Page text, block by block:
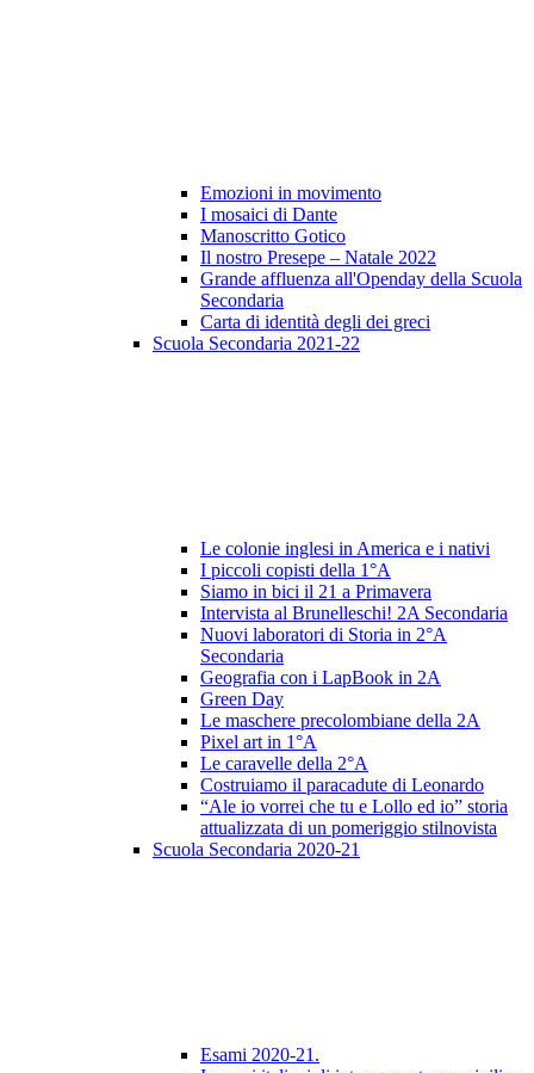
Emozioni in movimento
I mosaici di Dante
Manoscritto Gotico
Il nostro Presepe – Natale 2022
Grande affluenza all'Openday della Scuola
Secondaria
Carta di identità degli dei greci
Scuola Secondaria 2021-22
Le colonie inglesi in America e i nativi
I piccoli copisti della 1°A
Siamo in bici il 21 a Primavera
Intervista al Brunelleschi! 2A Secondaria
Nuovi laboratori di Storia in 2°A
Secondaria
Geografia con i LapBook in 2A
Green Day
Le maschere precolombiane della 2A
Pixel art in 1°A
Le caravelle della 2°A
Costruiamo il paracadute di Leonardo
“Ale io vorrei che tu e Lollo ed io” storia
attualizzata di un pomeriggio stilnovista
Scuola Secondaria 2020-21
Esami 2020-21.